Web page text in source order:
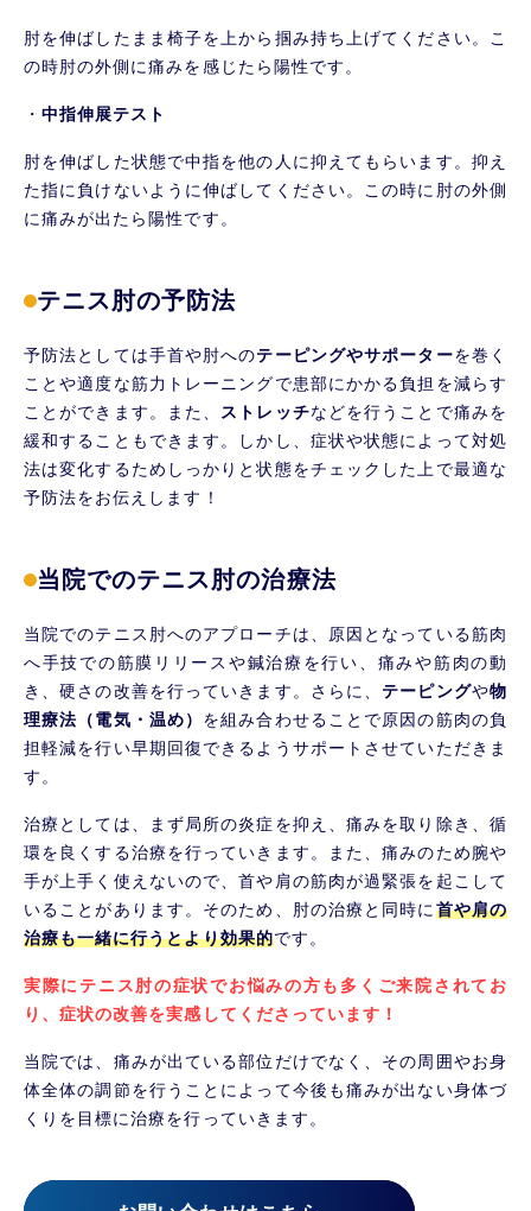
肘を伸ばしたまま椅子を上から掴み持ち上げてください。こ
の時肘の外側に痛みを感じたら陽性です。
・中指伸展テスト
肘を伸ばした状態で中指を他の人に抑えてもらいます。抑え
た指に負けないように伸ばしてください。この時に肘の外側
に痛みが出たら陽性です。
テニス肘の予防法
予防法としては手首や肘へのテーピングやサポーターを巻く
ことや適度な筋力トレーニングで患部にかかる負担を減らす
ことができます。また、
ストレッチなどを行うことで痛みを
緩和することもできます。しかし、症状や状態によって対処
法は変化するためしっかりと状態をチェックした上で最適な
予防法をお伝えします！
当院でのテニス肘の治療法
当院でのテニス肘へのアプローチは、原因となっている筋肉
へ手技での筋膜リリースや鍼治療を行い、痛みや筋肉の動
き、硬さの改善を行っていきます。さらに、 テーピングや物
理療法（電気・温め） を組み合わせることで原因の筋肉の負
担軽減を行い早期回復できるようサポートさせていただきま
す。
治療としては、まず局所の炎症を抑え、痛みを取り除き、循
環を良くする治療を行っていきます。また、痛みのため腕や
手が上手く使えないので、首や肩の筋肉が過緊張を起こして
いることがあります。そのため、肘の治療と同時に 首や肩の
治療も一緒に行うとより効果的です。
実際にテニス肘の症状でお悩みの方も多くご来院されてお
り、症状の改善を実感してくださっています！
当院では、痛みが出ている部位だけでなく、その周囲やお身
体全体の調節を行うことによって今後も痛みが出ない身体づ
くりを目標に治療を行っていきます。